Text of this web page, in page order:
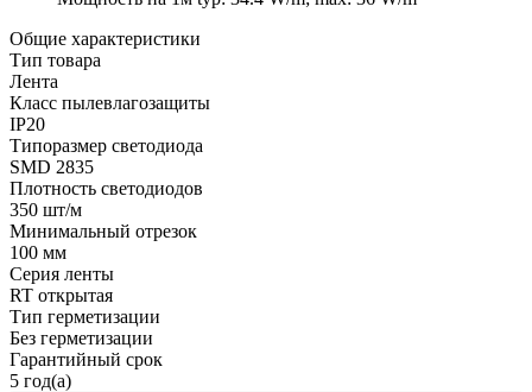
Общие характеристики
Тип товара
Лента
Класс пылевлагозащиты
IP20
Типоразмер светодиода
SMD 2835
Плотность светодиодов
350 шт/м
Минимальный отрезок
100 мм
Серия ленты
RT открытая
Тип герметизации
Без герметизации
Гарантийный срок
5 год(а)